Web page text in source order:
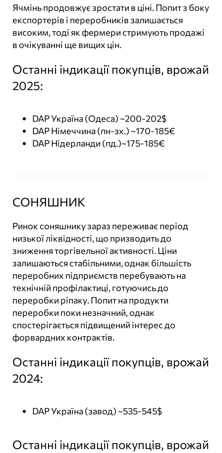
Ячмінь продовжує зростати в ціні. Попит з боку
експортерів і переробників залишається
високим, тоді як фермери стримують продажі
в очікуванні ще вищих цін.
Останні індикації покупців, врожай
2025:
DAP Україна (Одеса) ~200-202$
DAP Німеччина (пн-зх.) ~170-185€
DAP Нідерланди (пд.)~175-185€
СОНЯШНИК
Ринок соняшнику зараз переживає період
низької ліквідності, що призводить до
зниження торгівельної активності. Ціни
залишаються стабільними, однак більшість
переробних підприємств перебувають на
технічній профілактиці, готуючись до
переробки ріпаку. Попит на продукти
переробки поки незначний, однак
спостерігається підвищений інтерес до
форвардних контрактів.
Останні індикації покупців, врожай
2024:
DAP Україна (завод) ~535-545$
Останні індикації покупців, врожай